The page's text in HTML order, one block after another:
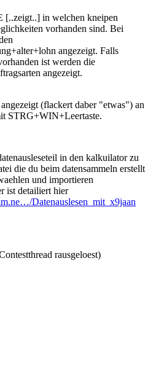
in welchen kneipen
vorhanden sind. Bei
angezeigt. Falls
ist werden die
angezeigt.
(flackert daber "etwas") an
STRG+WIN+Leertaste.
in den kalkuilator zu
die du beim datensammeln erstellt
und importieren
ist detailiert hier
Datenauslesen_mit_x9jaan
rausgeloest)